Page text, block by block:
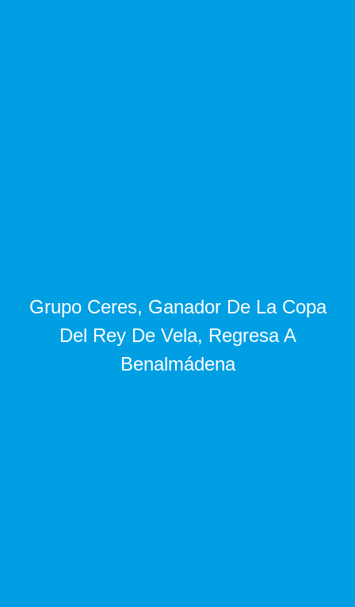
Grupo Ceres, Ganador De La Copa
Del Rey De Vela, Regresa A
Benalmádena